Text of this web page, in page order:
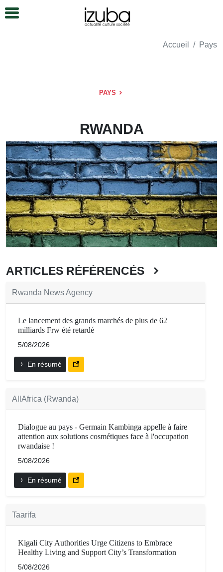
Accueil Pays
PAYS
RWANDA
ARTICLES RÉFÉRENCÉS
Rwanda News Agency
Le lancement des grands marchés de plus de 62
milliards Frw été retardé
5/08/2026
En résumé
AllAfrica (Rwanda)
Dialogue au pays - Germain Kambinga appelle à faire
attention aux solutions cosmétiques face à l'occupation
rwandaise !
5/08/2026
En résumé
Taarifa
Kigali City Authorities Urge Citizens to Embrace
Healthy Living and Support City’s Transformation
5/08/2026